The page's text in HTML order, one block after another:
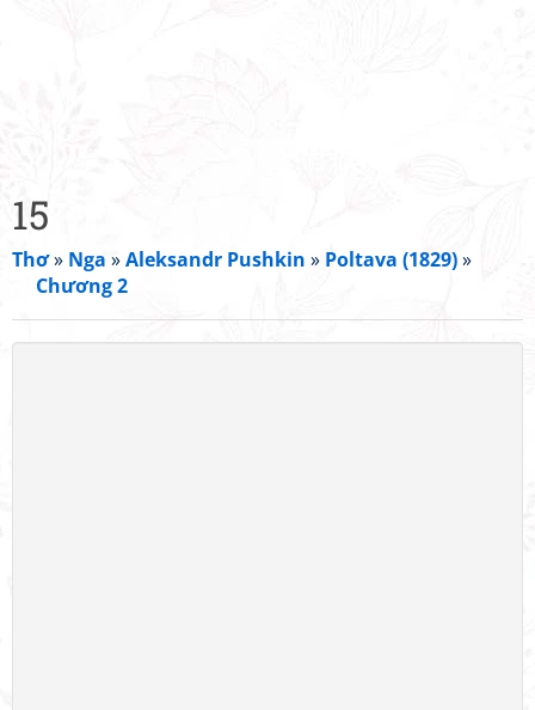
15
Thơ» Nga »Aleksandr Pushkin » Poltava (1829)»
Chương 2